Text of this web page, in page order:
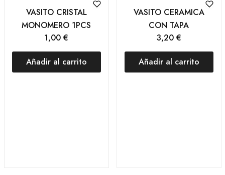
VASITO CRISTAL
MONOMERO 1PCS
1,00 €
Añadir al carrito
VASITO CERAMICA
CON TAPA
3,20 €
Añadir al carrito